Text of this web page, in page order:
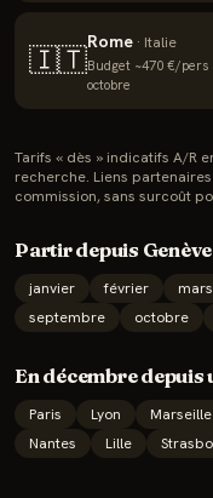
🇮🇹Rome · Italie
Budget ~470 €/pers
octobre
Tarifs « dès » indicatifs A/R
recherche. Liens
commission, sans surcoût
Partir depuis Genève
janvier février mars
septembre
octobre
Endécembredepuis
Paris Lyon Marseille
Nantes
Lille